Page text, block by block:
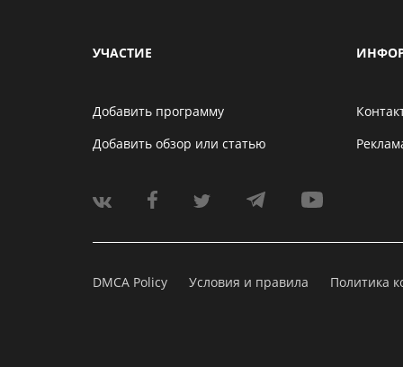
УЧАСТИЕ
Добавить программу
Добавить обзор или статью
DMCA Policy Условия и правила Политика